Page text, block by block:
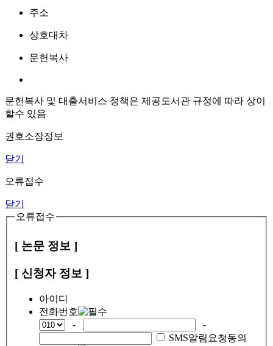
주소
상호대차
문헌복사
문헌복사 및 대출서비스 정책은 제공도서관 규정에 따라 상이
할수 있음
권호소장정보
닫기
오류접수
닫기
오류접수
[ 논문 정보 ]
[ 신청자 정보 ]
아이디
전화번호
-
-
SMS알림요청동의